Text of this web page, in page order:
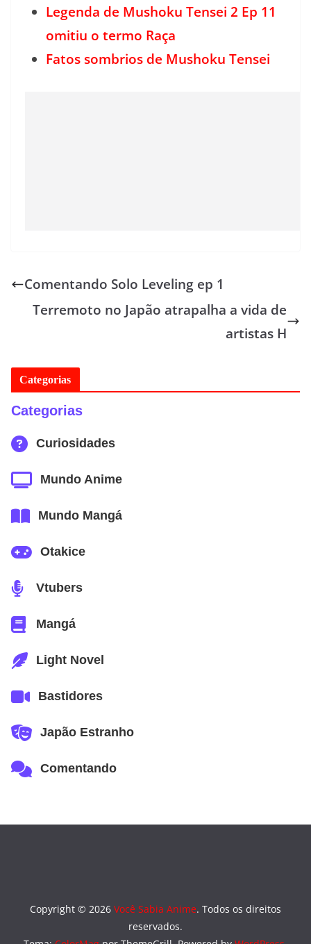
Legenda de Mushoku Tensei 2 Ep 11
omitiu o termo Raça
Fatos sombrios de Mushoku Tensei
Comentando Solo Leveling ep 1
Terremoto no Japão atrapalha a vida de
artistas H
Categorias
Categorias
Curiosidades
Mundo Anime
Mundo Mangá
Otakice
Vtubers
Mangá
Light Novel
Bastidores
Japão Estranho
Comentando
Copyright © 2026 Você Sabia Anime. Todos os direitos
reservados.